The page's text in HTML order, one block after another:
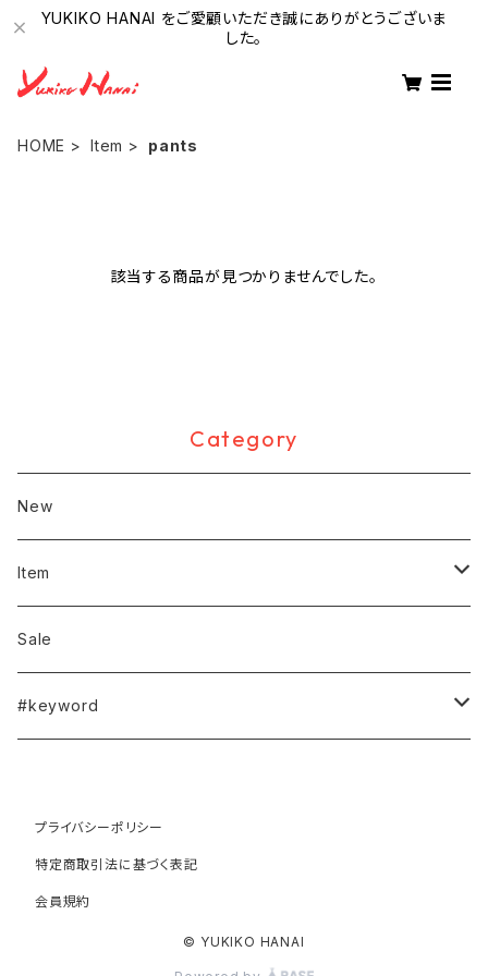
YUKIKO HANAI をご愛顧いただき誠にありがとうございま
した。
HOME Item pants
該当する商品が見つかりませんでした。
Category
New
Item
outer（coat/blouson...）
jacket
blouse
cardigan
Sale
#keyword
#summer
#autumn
プライバシーポリシー
特定商取引法に基づく表記
会員規約
© YUKIKO HANAI